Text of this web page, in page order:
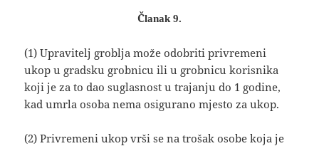
Članak 9.
(1) Upravitelj groblja može odobriti privremeni
ukop u gradsku grobnicu ili u grobnicu korisnika
koji je za to dao suglasnost u trajanju do 1 godine,
kad umrla osoba nema osigurano mjesto za ukop.
(2) Privremeni ukop vrši se na trošak osobe koja je